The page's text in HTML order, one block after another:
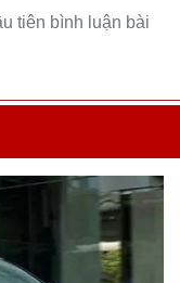
tiên bình luận bài